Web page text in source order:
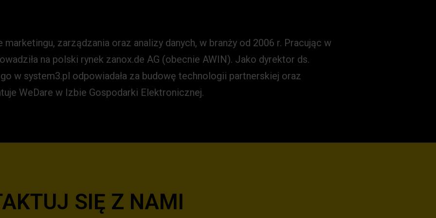
zarządzania oraz analizy danych, w branży od 2006 r. Pracując w
na polski rynek zanox.de AG (obecnie AWIN). Jako dyrektor ds.
w system3.pl odpowiadała za budowę technologii partnerskiej oraz
WeDare w Izbie Gospodarki Elektronicznej.
SIĘ Z NAMI